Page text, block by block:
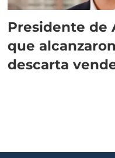
Presidente de
que
descarta